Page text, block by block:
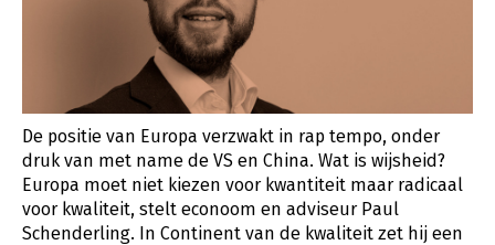
De positie van Europa verzwakt in rap tempo, onder
druk van met name de VS en China. Wat is wijsheid?
Europa moet niet kiezen voor kwantiteit maar radicaal
voor kwaliteit, stelt econoom en adviseur Paul
Schenderling. In Continent van de kwaliteit zet hij een